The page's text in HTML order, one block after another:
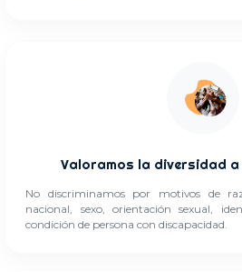
Valoramos la diversidad a
No discriminamos por motivos de
nacional, sexo, orientación sexual,
condición de persona con discapacidad.